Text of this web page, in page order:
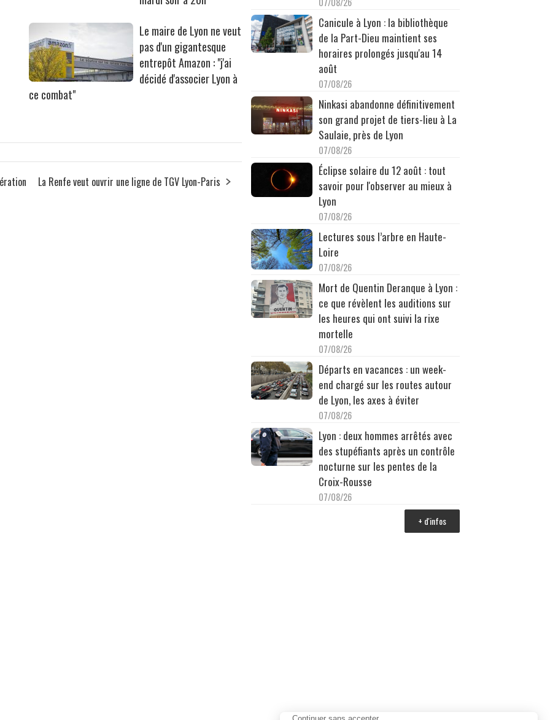
Le maire de Lyon ne veut
pas d'un gigantesque
entrepôt Amazon : "j'ai
décidé d'associer Lyon à
ce combat"
La Renfe veut ouvrir une ligne de TGV Lyon-Paris
Canicule à Lyon : la bibliothèque
de la Part-Dieu maintient ses
horaires prolongés jusqu'au 14
août
07/08/26
Ninkasi abandonne définitivement
son grand projet de tiers-lieu à La
Saulaie, près de Lyon
07/08/26
Éclipse solaire du 12 août : tout
savoir pour l'observer au mieux à
Lyon
07/08/26
Lectures sous l’arbre en Haute-
Loire
07/08/26
Mort de Quentin Deranque à Lyon :
ce que révèlent les auditions sur
les heures qui ont suivi la rixe
mortelle
07/08/26
Départs en vacances : un week-
end chargé sur les routes autour
de Lyon, les axes à éviter
07/08/26
Lyon : deux hommes arrêtés avec
des stupéfiants après un contrôle
nocturne sur les pentes de la
Croix-Rousse
07/08/26
+ d'infos